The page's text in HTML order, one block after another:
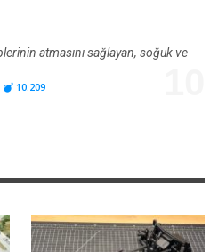
atmasını sağlayan, soğuk ve
10.209